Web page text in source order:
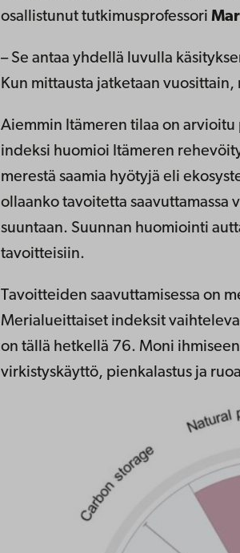
osallistunut tutkimusprofessori
– Se antaa yhdellä luvulla
Kun mittausta jatketaan
Aiemmin Itämeren tilaa on
indeksi huomioi Itämeren
merestä saamia hyötyjä eli
ollaanko tavoitetta saavuttamassa
suuntaan. Suunnan huomiointi
tavoitteisiin.
Tavoitteiden saavuttamisessa on
Merialueittaiset indeksit
on tällä hetkellä 76. Moni
virkistyskäyttö, pienkalastus ja